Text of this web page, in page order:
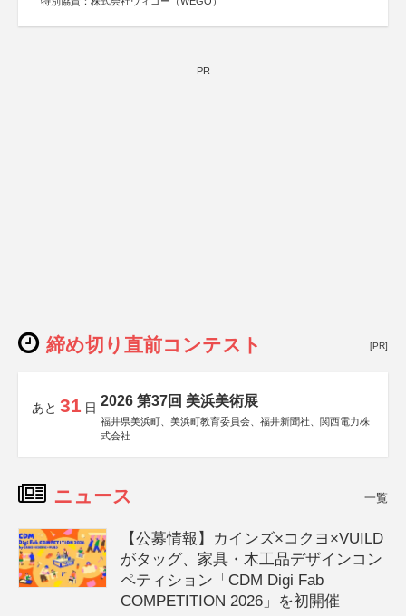
PR
締め切り直前コンテスト [PR]
あと 31 日 2026 第37回 美浜美術展
福井県美浜町、美浜町教育委員会、福井新聞社、関西電力株
式会社
ニュース 一覧
【公募情報】カインズ×コクヨ×VUILD
がタッグ、家具・木工品デザインコン
ペティション「CDM Digi Fab
COMPETITION 2026」を初開催